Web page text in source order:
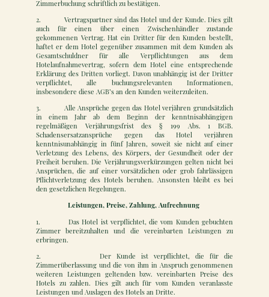
Zimmerbuchung schriftlich zu bestätigen.
2. Vertragspartner sind das Hotel und der Kunde. Dies gilt
auch für einen über einen Zwischenhändler zustande
gekommenen Vertrag. Hat ein Dritter für den Kunden bestellt,
haftet er dem Hotel gegenüber zusammen mit dem Kunden als
Gesamtschuldner für alle Verpflichtungen aus dem
Hotelaufnahmevertrag, sofern dem Hotel eine entsprechende
Erklärung des Dritten vorliegt. Davon unabhängig ist der Dritter
verpflichtet, alle buchungsrelevanten Informationen,
insbesondere diese AGB’s an den Kunden weiterzuleiten.
3. Alle Ansprüche gegen das Hotel verjähren grundsätzlich
in einem Jahr ab dem Beginn der kenntnisabhängigen
regelmäßigen Verjährungsfrist des § 199 Abs. 1 BGB.
Schadensersatzansprüche gegen das Hotel verjähren
kenntnisunabhängig in fünf Jahren, soweit sie nicht auf einer
Verletzung des Lebens, des Körpers, der Gesundheit oder der
Freiheit beruhen. Die Verjährungsverkürzungen gelten nicht bei
Ansprüchen, die auf einer vorsätzlichen oder grob fahrlässigen
Pflichtverletzung des Hotels beruhen. Ansonsten bleibt es bei
den gesetzlichen Regelungen.
Leistungen, Preise, Zahlung, Aufrechnung
1. Das Hotel ist verpflichtet, die vom Kunden gebuchten
Zimmer bereitzuhalten und die vereinbarten Leistungen zu
erbringen.
2. Der Kunde ist verpflichtet, die für die
Zimmerüberlassung und die von ihm in Anspruch genommenen
weiteren Leistungen geltenden bzw. vereinbarten Preise des
Hotels zu zahlen. Dies gilt auch für vom Kunden veranlasste
Leistungen und Auslagen des Hotels an Dritte.